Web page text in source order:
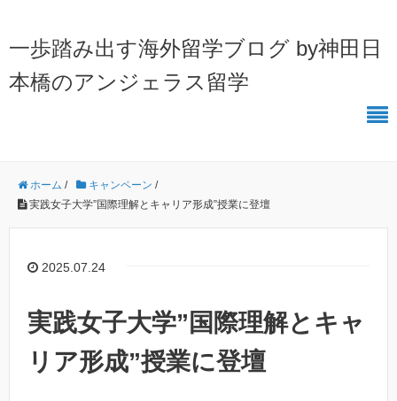
一歩踏み出す海外留学ブログ by神田日
本橋のアンジェラス留学
ホーム / キャンペーン /
実践女子大学”国際理解とキャリア形成”授業に登壇
2025.07.24
実践女子大学”国際理解とキャ
リア形成”授業に登壇